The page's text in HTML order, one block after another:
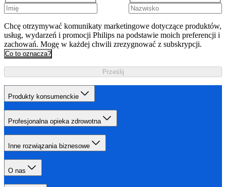
Chcę otrzymywać komunikaty marketingowe dotyczące produktów,
usług, wydarzeń i promocji Philips na podstawie moich preferencji i
zachowań. Mogę w każdej chwili zrezygnować z subskrypcji.
Co to oznacza?
Prześlij
Produkty konsumenckie
Profesjonalna opieka zdrowotna
Inne rozwiązania biznesowe
O nas